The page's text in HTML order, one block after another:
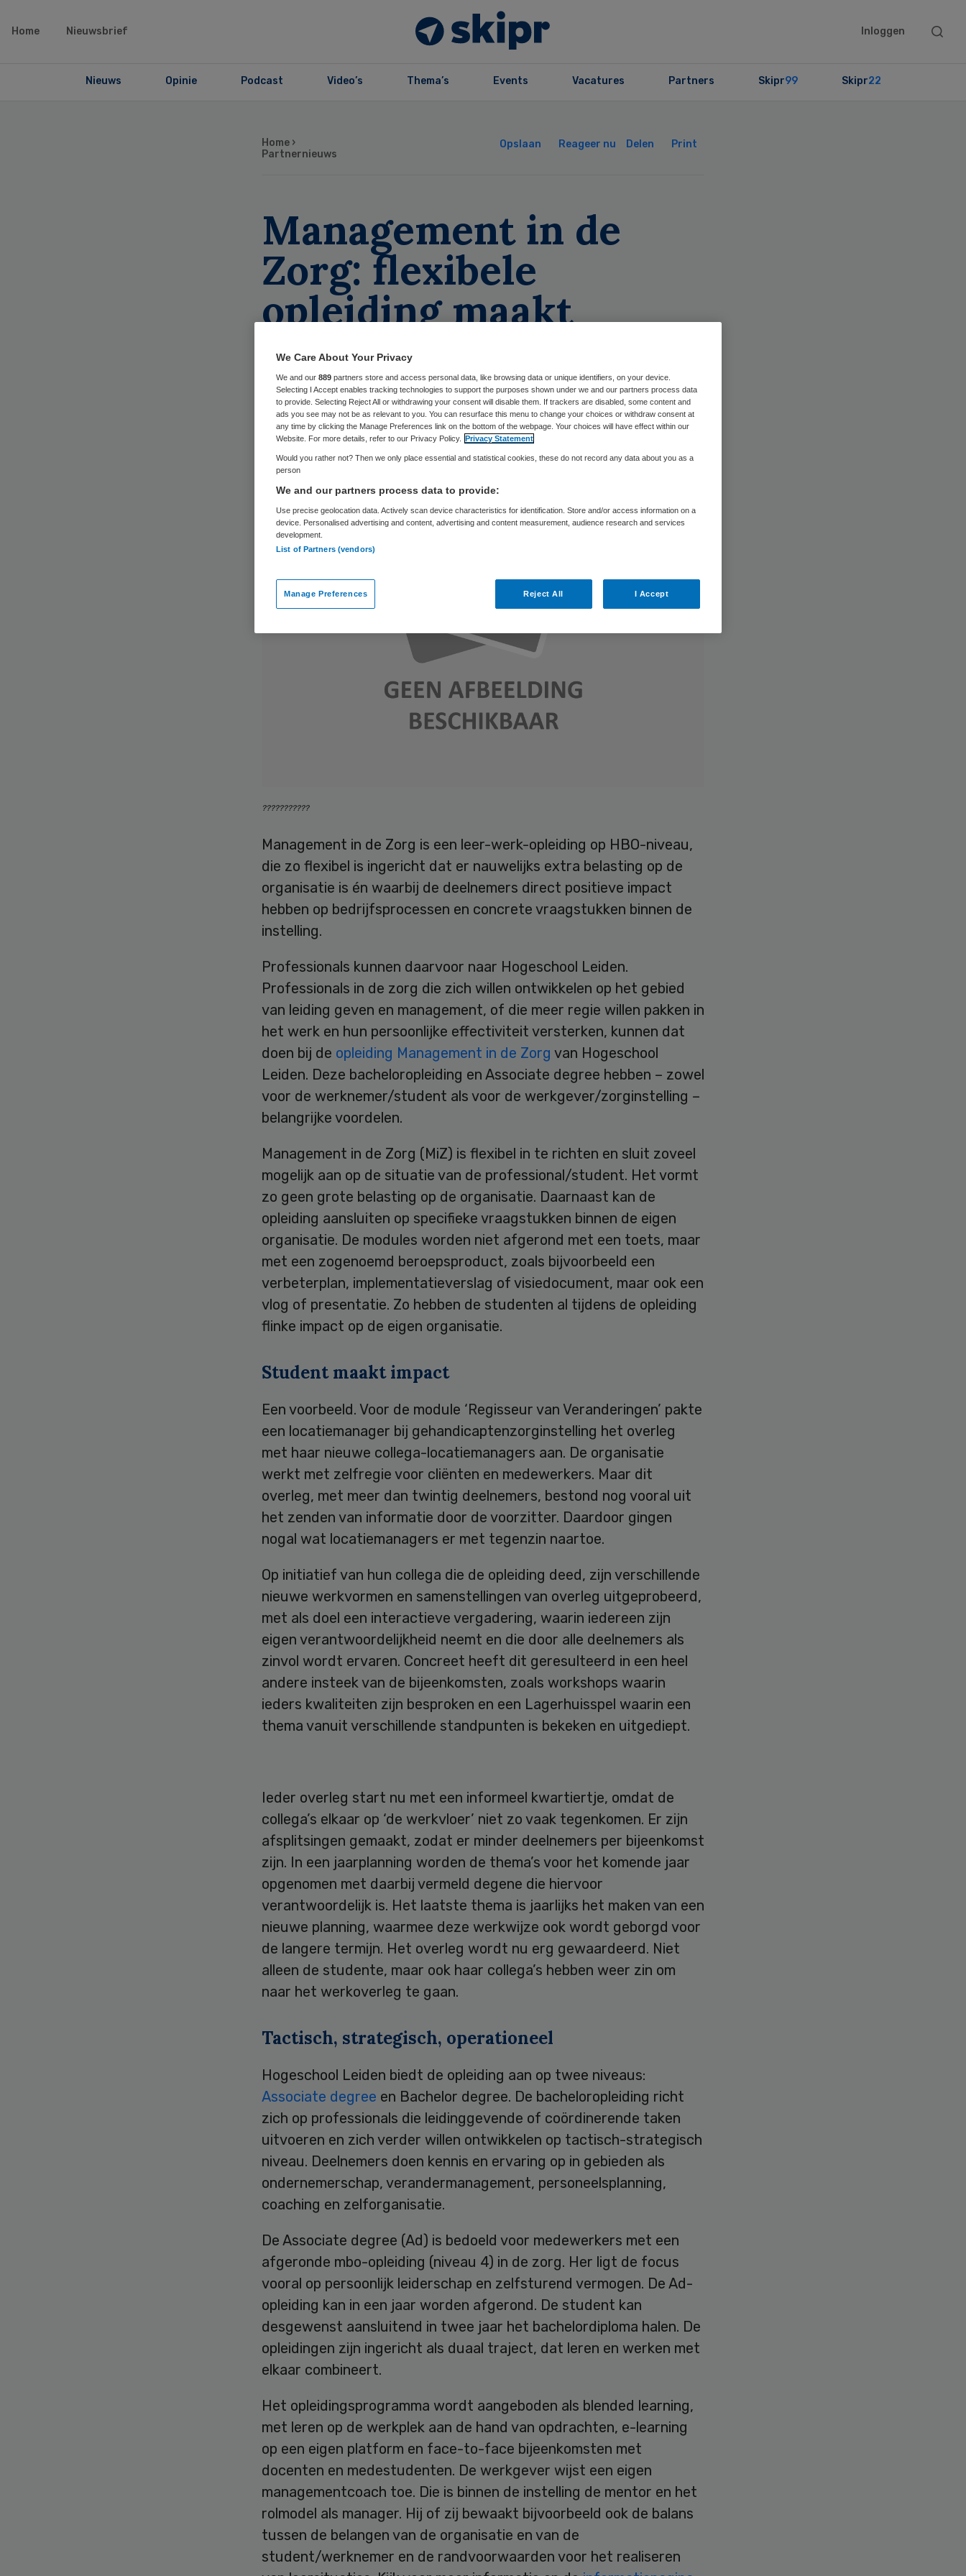
Home Nieuwsbrief Inloggen
Search
Nieuws Opinie Podcast Video’s Thema’s Events Vacatures Partners Skipr99 Skipr22
Home ›
Partnernieuws
Opslaan Reageer nu Delen Print
Management in de
Zorg: flexibele
opleiding maakt
impact op organisatie
Partner 17 september 2019,14:37 202 keer gelezen
???????????
Management in de Zorg is een leer-werk-opleiding op HBO-niveau,
die zo flexibel is ingericht dat er nauwelijks extra belasting op de
organisatie is én waarbij de deelnemers direct positieve impact
hebben op bedrijfsprocessen en concrete vraagstukken binnen de
instelling.
Professionals kunnen daarvoor naar Hogeschool Leiden.
Professionals in de zorg die zich willen ontwikkelen op het gebied
van leiding geven en management, of die meer regie willen pakken in
het werk en hun persoonlijke effectiviteit versterken, kunnen dat
doen bij de opleiding Management in de Zorg van Hogeschool
Leiden. Deze bacheloropleiding en Associate degree hebben – zowel
voor de werknemer/student als voor de werkgever/zorginstelling –
belangrijke voordelen.
Management in de Zorg (MiZ) is flexibel in te richten en sluit zoveel
mogelijk aan op de situatie van de professional/student. Het vormt
zo geen grote belasting op de organisatie. Daarnaast kan de
opleiding aansluiten op specifieke vraagstukken binnen de eigen
organisatie. De modules worden niet afgerond met een toets, maar
met een zogenoemd beroepsproduct, zoals bijvoorbeeld een
verbeterplan, implementatieverslag of visiedocument, maar ook een
vlog of presentatie. Zo hebben de studenten al tijdens de opleiding
flinke impact op de eigen organisatie.
Student maakt impact
Een voorbeeld. Voor de module ‘Regisseur van Veranderingen’ pakte
een locatiemanager bij gehandicaptenzorginstelling het overleg
met haar nieuwe collega-locatiemanagers aan. De organisatie
werkt met zelfregie voor cliënten en medewerkers. Maar dit
overleg, met meer dan twintig deelnemers, bestond nog vooral uit
het zenden van informatie door de voorzitter. Daardoor gingen
nogal wat locatiemanagers er met tegenzin naartoe.
Op initiatief van hun collega die de opleiding deed, zijn verschillende
nieuwe werkvormen en samenstellingen van overleg uitgeprobeerd,
met als doel een interactieve vergadering, waarin iedereen zijn
eigen verantwoordelijkheid neemt en die door alle deelnemers als
zinvol wordt ervaren. Concreet heeft dit geresulteerd in een heel
andere insteek van de bijeenkomsten, zoals workshops waarin
ieders kwaliteiten zijn besproken en een Lagerhuisspel waarin een
thema vanuit verschillende standpunten is bekeken en uitgediept.
Ieder overleg start nu met een informeel kwartiertje, omdat de
collega’s elkaar op ‘de werkvloer’ niet zo vaak tegenkomen. Er zijn
afsplitsingen gemaakt, zodat er minder deelnemers per bijeenkomst
zijn. In een jaarplanning worden de thema’s voor het komende jaar
opgenomen met daarbij vermeld degene die hiervoor
verantwoordelijk is. Het laatste thema is jaarlijks het maken van een
nieuwe planning, waarmee deze werkwijze ook wordt geborgd voor
de langere termijn. Het overleg wordt nu erg gewaardeerd. Niet
alleen de studente, maar ook haar collega’s hebben weer zin om
naar het werkoverleg te gaan.
Tactisch, strategisch, operationeel
Hogeschool Leiden biedt de opleiding aan op twee niveaus:
Associate degree en Bachelor degree. De bacheloropleiding richt
zich op professionals die leidinggevende of coördinerende taken
uitvoeren en zich verder willen ontwikkelen op tactisch-strategisch
niveau. Deelnemers doen kennis en ervaring op in gebieden als
ondernemerschap, verandermanagement, personeelsplanning,
coaching en zelforganisatie.
De Associate degree (Ad) is bedoeld voor medewerkers met een
afgeronde mbo-opleiding (niveau 4) in de zorg. Her ligt de focus
vooral op persoonlijk leiderschap en zelfsturend vermogen. De Ad-
opleiding kan in een jaar worden afgerond. De student kan
desgewenst aansluitend in twee jaar het bachelordiploma halen. De
opleidingen zijn ingericht als duaal traject, dat leren en werken met
elkaar combineert.
Het opleidingsprogramma wordt aangeboden als blended learning,
met leren op de werkplek aan de hand van opdrachten, e-learning
op een eigen platform en face-to-face bijeenkomsten met
docenten en medestudenten. De werkgever wijst een eigen
managementcoach toe. Die is binnen de instelling de mentor en het
rolmodel als manager. Hij of zij bewaakt bijvoorbeeld ook de balans
tussen de belangen van de organisatie en van de
student/werknemer en de randvoorwaarden voor het realiseren
We Care About Your Privacy
We and our 889 partners store and access personal data, like browsing data or unique identifiers, on your device.
Selecting I Accept enables tracking technologies to support the purposes shown under we and our partners process data
to provide. Selecting Reject All or withdrawing your consent will disable them. If trackers are disabled, some content and
ads you see may not be as relevant to you. You can resurface this menu to change your choices or withdraw consent at
any time by clicking the Manage Preferences link on the bottom of the webpage. Your choices will have effect within our
Website. For more details, refer to our Privacy Policy. Privacy Statement
Would you rather not? Then we only place essential and statistical cookies, these do not record any data about you as a
person
We and our partners process data to provide:
Use precise geolocation data. Actively scan device characteristics for identification. Store and/or access information on a
device. Personalised advertising and content, advertising and content measurement, audience research and services
development.
List of Partners (vendors)
Manage Preferences Reject All I Accept